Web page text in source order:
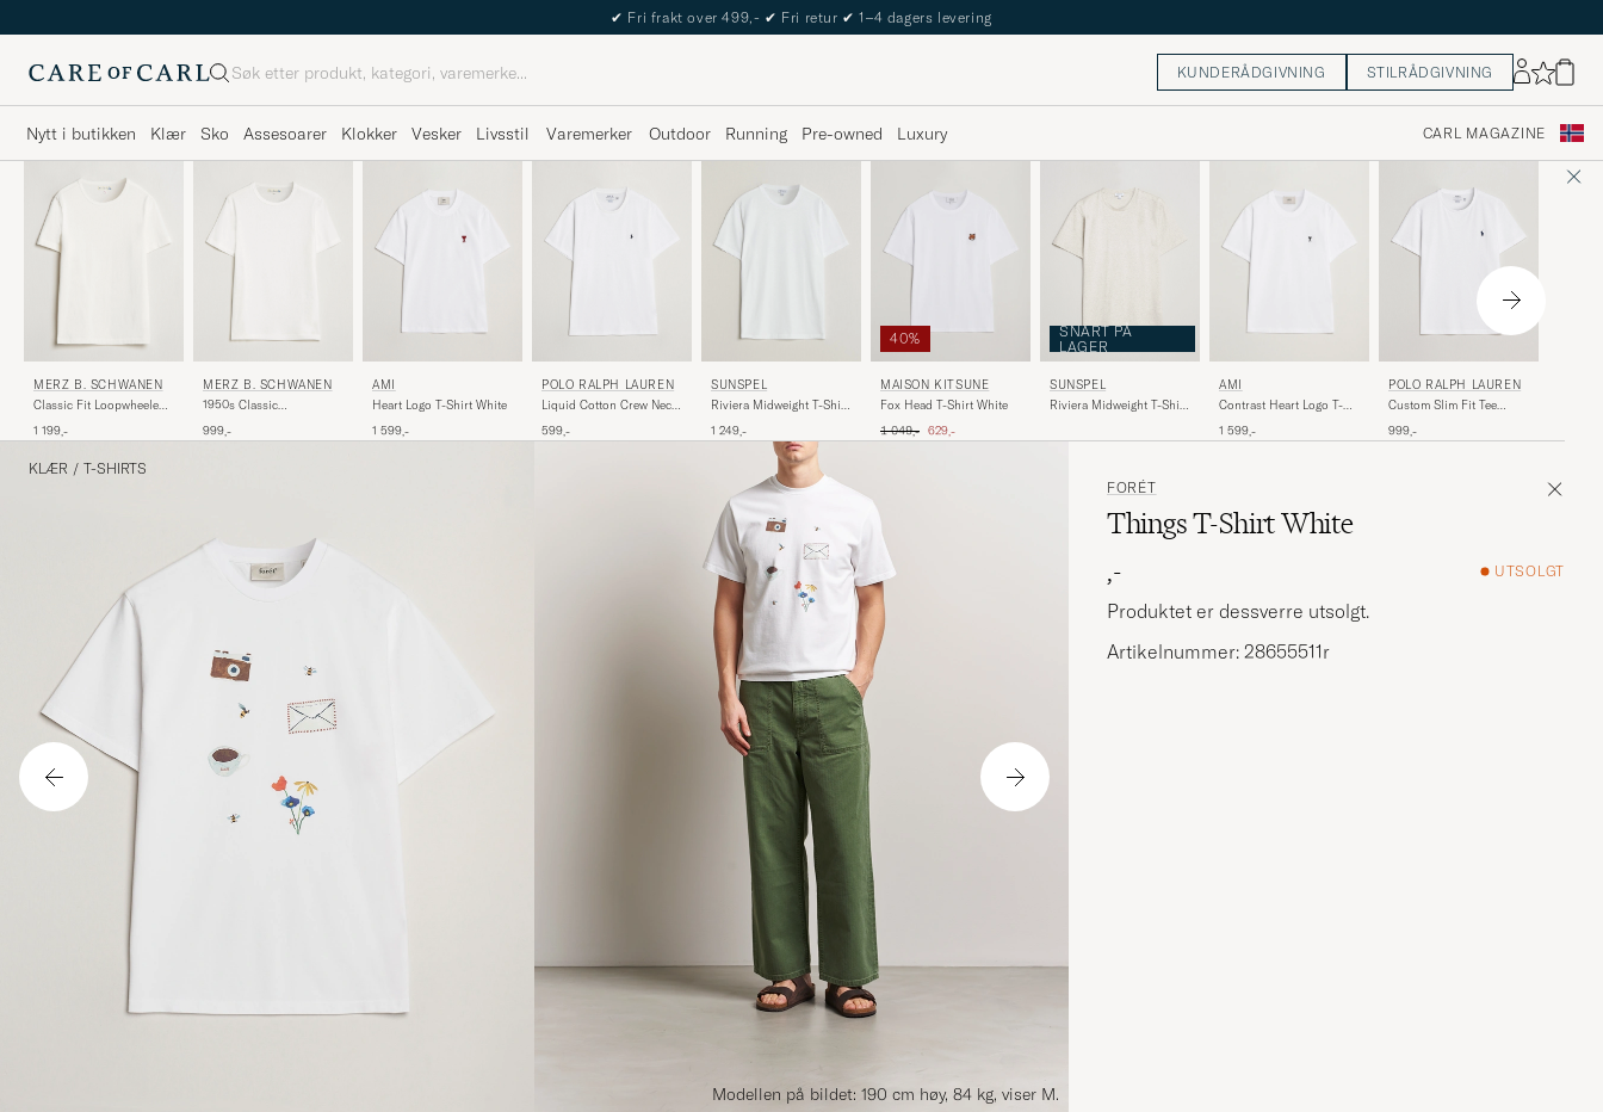
The Care of Carl Passport
Søk KUNDERÅDGIVNING STILRÅDGIVNING
Nytt i butikken Klær Sko Assesoarer Klokker Vesker Livsstil Varemerker Outdoor Running Pre-owned Luxury CARL MAGAZINE
MERZ B. SCHWANEN
Classic Fit Loopwheeled
1 199,-
MERZ B. SCHWANEN
1950s Classic
White
999,-
AMI
Heart Logo T-Shirt White
1 599,-
POLO RALPH LAUREN
Liquid Cotton Crew Neck
599,-
SUNSPEL
Riviera Midweight T-Shirt
1 249,-
40%
MAISON KITSUNÉ
Fox Head T-Shirt White
Ordinær pris
1 049,- Nedsatt pris
629,-
SNART PÅ
LAGER
SUNSPEL
Riviera Midweight T-Shirt
AMI
Contrast Heart Logo T-
1 599,-
POLO RALPH LAUREN
Custom Slim Fit Tee
999,-
KLÆR / T-SHIRTS
Modellen på bildet: 190 cm høy, 84 kg, viser M.
FORÉT
Things T-Shirt White
,-
UTSOLGT
Produktet er dessverre utsolgt.
Artikelnummer: 28655511r